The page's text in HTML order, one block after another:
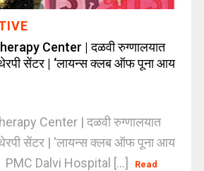
Center | दळवी रुग्णालयात
थेरपी सेंटर | ‘लायन्स क्लब ऑफ पूना आय
Center | दळवी रुग्णालयात
थेरपी सेंटर | 'लायन्स क्लब ऑफ पूना आय
Dalvi Hospital [...]
Read